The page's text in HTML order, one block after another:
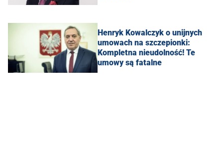
Henryk Kowalczyk o unijnych
umowach na szczepionki:
Kompletna nieudolność! Te
umowy są fatalne